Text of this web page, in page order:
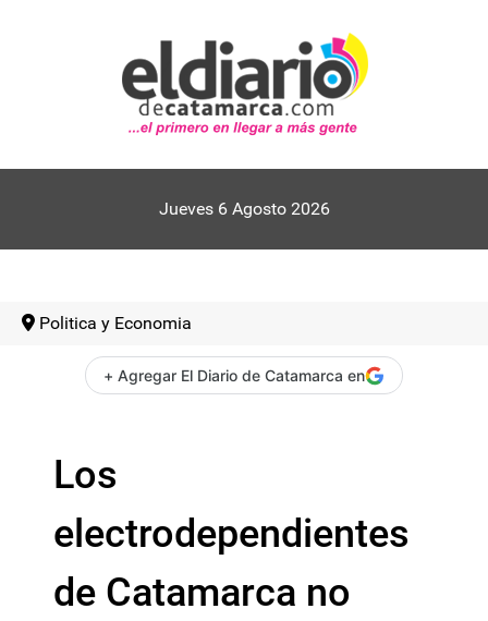
Jueves 6 Agosto 2026
Politica y Economia
+ Agregar El Diario de Catamarca en
Los
electrodependientes
de Catamarca no